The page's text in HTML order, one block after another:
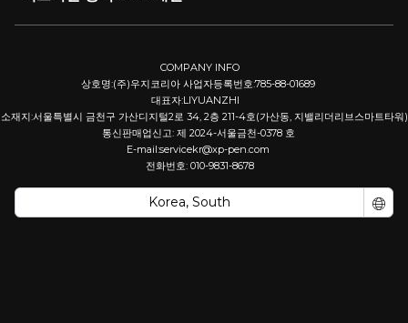
COMPANY INFO
상호명:(주)우지코리아 사업자등록번호:785-88-01689
대표자:LIYUANZHI
소재지:서울특별시 금천구 가산디지털2로 34, 2층 211-4호(가산동, 지밸리더리브스마트타워)
통신판매업신고: 제 2024-서울금천-0378 호
E-mail:servicekr@xp-pen.com
전화번호: 010-9831-8678
Korea, South